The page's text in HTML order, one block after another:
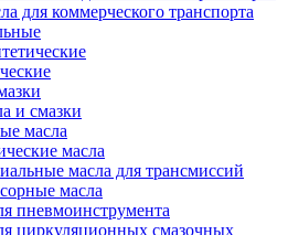
для коммерческого транспорта
и смазки
масла
масла
масла для трансмиссий
масла
пневмоинструмента
циркуляционных смазочных